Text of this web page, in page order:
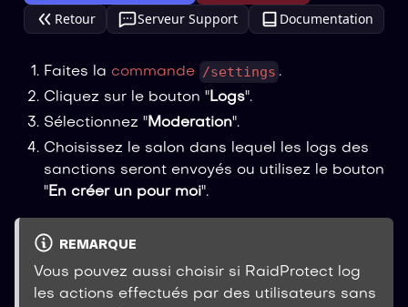
Retour
Serveur Support Documentation
Faites la commande /settings .
Cliquez sur le bouton "Logs".
Sélectionnez "Moderation".
Choisissez le salon dans lequel les logs des
sanctions seront envoyés ou utilisez le bouton
"En créer un pour moi".
REMARQUE
Vous pouvez aussi choisir si RaidProtect log
les actions effectués par des utilisateurs sans